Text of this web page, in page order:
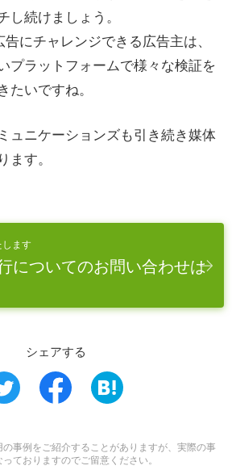
続けましょう。
にチャレンジできる広告主は、
プラットフォームで様々な検証を
いですね。
ュニケーションズも引き続き媒体
す。
ます
についてのお問い合わせは
シェアする
事例をご紹介することがありますが、実際の事
ておりますのでご留意ください。